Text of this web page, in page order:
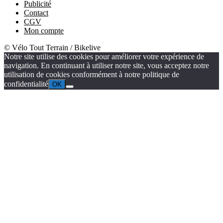
Publicité
Contact
CGV
Mon compte
© Vélo Tout Terrain / Bikelive
Notre site utilise des cookies pour améliorer votre expérience de
navigation. En continuant à utiliser notre site, vous acceptez notre
utilisation de cookies conformément à notre politique de
confidentialité OK